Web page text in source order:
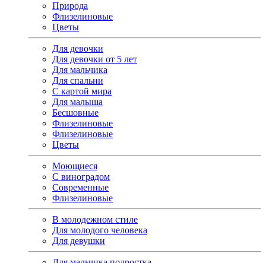
Природа
Флизелиновые
Цветы
Для девочки
Для девочки от 5 лет
Для мальчика
Для спальни
С картой мира
Для малыша
Бесшовные
Флизелиновые
Флизелиновые
Цветы
Моющиеся
С виноградом
Современные
Флизелиновые
В молодежном стиле
Для молодого человека
Для девушки